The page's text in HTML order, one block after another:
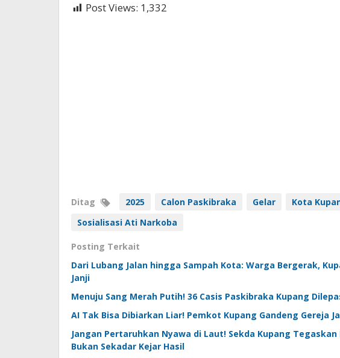
Post Views: 1,332
Ditag 2025 Calon Paskibraka Gelar Kota
Sosialisasi Ati Narkoba
Posting Terkait
Dari Lubang Jalan hingga Sampah Kota: Warga Bergerak,
Janji
Menuju Sang Merah Putih! 36 Casis Paskibraka Kupang
AI Tak Bisa Dibiarkan Liar! Pemkot Kupang Gandeng Gereja
Jangan Pertaruhkan Nyawa di Laut! Sekda Kupang
Bukan Sekadar Kejar Hasil